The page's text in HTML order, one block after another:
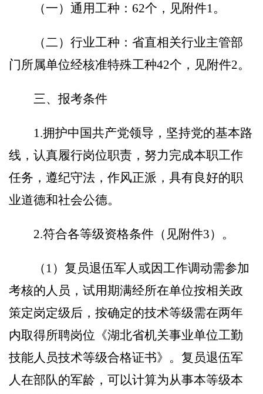
（一）通用工种： 62个，见附件1 。
（二）行业工种 ： 省直相关行业主管部
门所属单位经核准特殊工种42个，见附件2。
三、报考条件
1.拥护中国共产党领导 ，坚持党的基本路
线，认真履行岗位职责，努力完成本职工作
任务，遵纪守法，作风正派，具有良好的职
业道德和社会公德。
2.符合各等级资格条件 （ 见附件3） 。
（ 1 ） 复员退伍军人或因工作调动需参加
考核的人员，试用期满经所在单位按相关政
策定岗定级后，按确定的技术等级需在两年
内取得所聘岗位《湖北省机关事业单位工勤
技能人员技术等级合格证书》。复员退伍军
人在部队的军龄，可以计算为从事本等级本